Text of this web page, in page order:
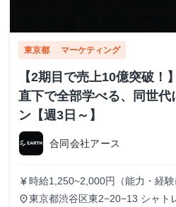
東京都 マーケティング
【2期目で売上10億突破！
直下で全部学べる、同世
ン【週3日～】
合同会社アース
currency_yen 時給1,250~2,000円（能力・経験
place東京都渋谷区東2−20−13 シャト